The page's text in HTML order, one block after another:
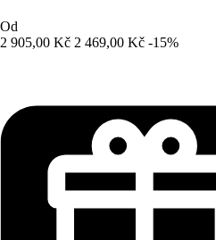
Od
2 905,00 Kč 2 469,00 Kč -15%